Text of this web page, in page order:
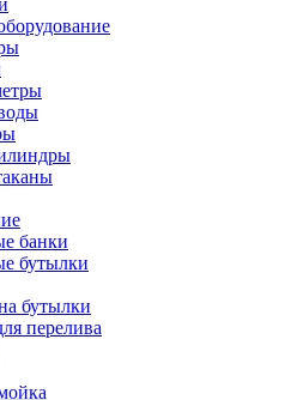
банки
бутылки
бутылки
перелива